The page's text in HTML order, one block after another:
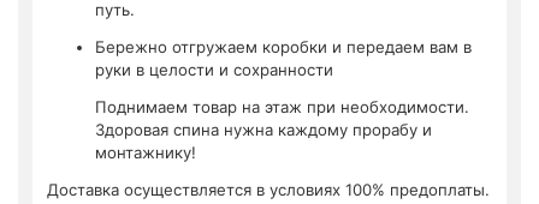
путь.
Бережно отгружаем коробки и передаем вам в
руки в целости и сохранности
Поднимаем товар на этаж при необходимости.
Здоровая спина нужна каждому прорабу и
монтажнику!
Доставка осуществляется в условиях 100% предоплаты.